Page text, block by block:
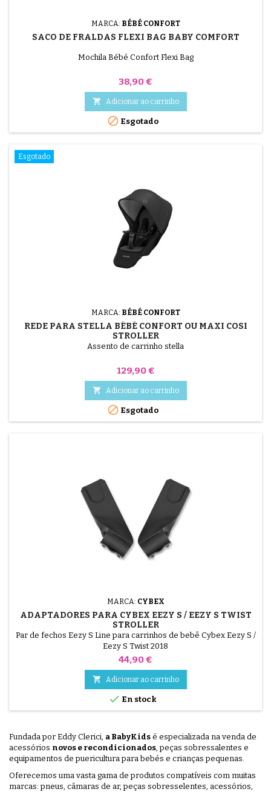
MARCA: BÉBÉ CONFORT
SACO DE FRALDAS FLEXI BAG BABY COMFORT
Mochila Bébé Confort Flexi Bag
Preço
38,90 €
 Adicionar ao carrinho
 Esgotado
Esgotado
MARCA: BÉBÉ CONFORT
REDE PARA STELLA BÉBÉ CONFORT OU MAXI COSI
STROLLER
Assento de carrinho stella
Preço
129,90 €
 Adicionar ao carrinho
 Esgotado
MARCA: CYBEX
ADAPTADORES PARA CYBEX EEZY S / EEZY S TWIST
STROLLER
Par de fechos Eezy S Line para carrinhos de bebê Cybex Eezy S /
Eezy S Twist 2018
Preço
44,90 €
 Adicionar ao carrinho
 En stock
Fundada por Eddy Clerici, a BabyKids é especializada na venda de
acessórios novos e recondicionados, peças sobressalentes e
equipamentos de puericultura para bebés e crianças pequenas.
Oferecemos uma vasta gama de produtos compatíveis com muitas
marcas: pneus, câmaras de ar, peças sobresselentes, acessórios,